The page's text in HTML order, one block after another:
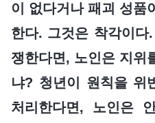
이 없다거나 패괴 성품
한다. 그것은 착각이
쟁한다면, 노인은 지위
냐? 청년이 원칙을 위
처리한다면, 노인은